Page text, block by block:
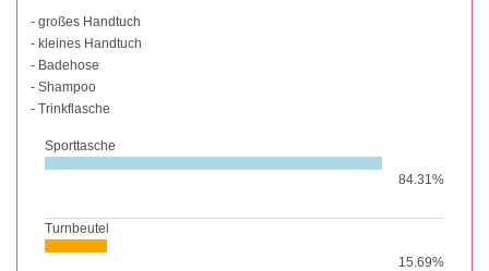
- großes Handtuch
- kleines Handtuch
- Badehose
- Shampoo
- Trinkflasche
Sporttasche
84.31%
Turnbeutel
15.69%